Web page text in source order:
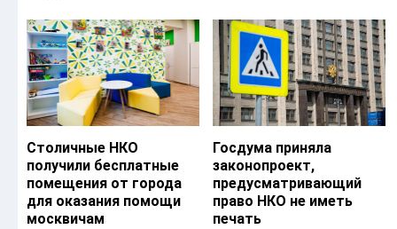
Столичные НКО
получили бесплатные
помещения от города
для оказания помощи
москвичам
Госдума приняла
законопроект,
предусматривающий
право НКО не иметь
печать